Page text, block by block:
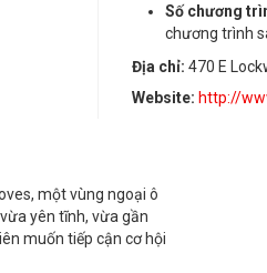
Số chương
chương trình
Địa chỉ:470 E
Website: http://
một vùng ngoại ô
yên tĩnh, vừa gần
muốn tiếp cận cơ hội